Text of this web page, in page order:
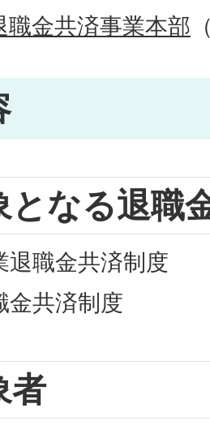
職金共済事業本部
となる退職
退職金共済制度
金共済制度
者